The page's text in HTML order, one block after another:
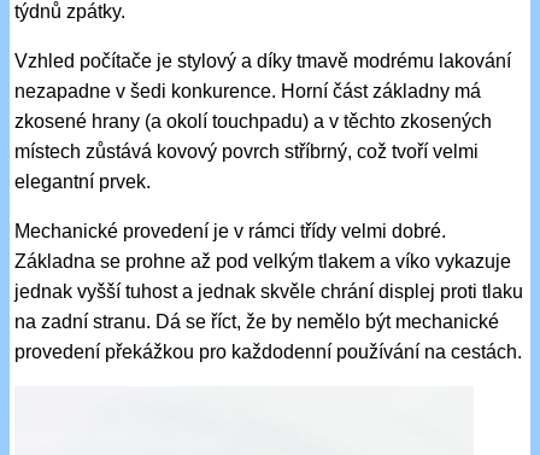
týdnů zpátky.
Vzhled počítače je stylový a díky tmavě modrému lakování
nezapadne v šedi konkurence. Horní část základny má
zkosené hrany (a okolí touchpadu) a v těchto zkosených
místech zůstává kovový povrch stříbrný, což tvoří velmi
elegantní prvek.
Mechanické provedení je v rámci třídy velmi dobré.
Základna se prohne až pod velkým tlakem a víko vykazuje
jednak vyšší tuhost a jednak skvěle chrání displej proti tlaku
na zadní stranu. Dá se říct, že by nemělo být mechanické
provedení překážkou pro každodenní používání na cestách.